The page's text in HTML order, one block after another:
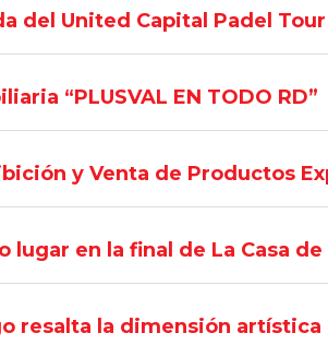
del United Capital Padel
“PLUSVAL EN TODO RD”
y Venta de Productos
en la final de La Casa de
resalta la dimensión